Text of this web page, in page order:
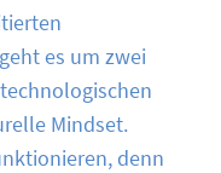
es um zwei
Mindset.
denn